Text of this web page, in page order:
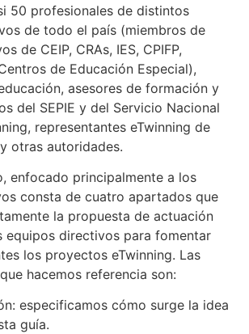
50 profesionales de distintos
de todo el país (miembros de
de CEIP, CRAs, IES, CPIFP,
de Educación Especial),
asesores de formación y
del SEPIE y del Servicio Nacional
representantes eTwinning de
otras autoridades.
enfocado principalmente a los
consta de cuatro apartados que
la propuesta de actuación
equipos directivos para fomentar
los proyectos eTwinning. Las
hacemos referencia son:
especificamos cómo surge la idea
guía.